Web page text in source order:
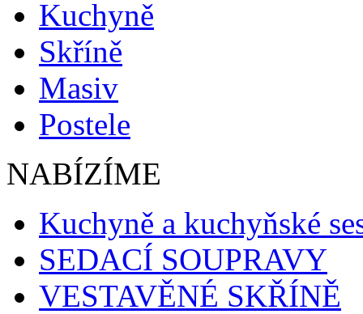
Kuchyně
Skříně
Masiv
Postele
NABÍZÍME
Kuchyně a kuchyňské
SEDACÍ SOUPRAVY
VESTAVĚNÉ SKŘÍNĚ